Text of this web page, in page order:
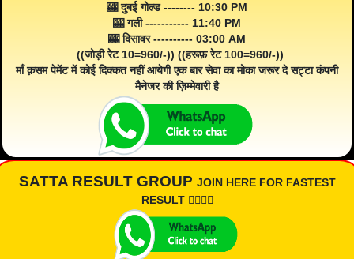
🎰 दुबई गोल्ड -------- 10:30 PM
🎰 गली ----------- 11:40 PM
🎰 दिसावर ---------- 03:00 AM
((जोड़ी रेट 10=960/-)) ((हरूफ़ रेट 100=960/-))
माँ क़सम पेमेंट में कोई दिक्कत नहीं आयेगी एक बार सेवा का मोका जरूर दे सट्टा कंपनी
मैनेजर की ज़िम्मेवारी है
SATTA RESULT GROUP JOIN HERE FOR FASTEST
RESULT 👇🏾👇🏾